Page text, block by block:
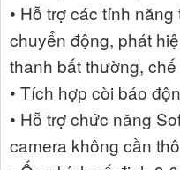
• Hỗ trợ các tính
chuyển động, phát
thanh bất thường,
• Tích hợp còi báo
• Hỗ trợ chức năng
camera không cần